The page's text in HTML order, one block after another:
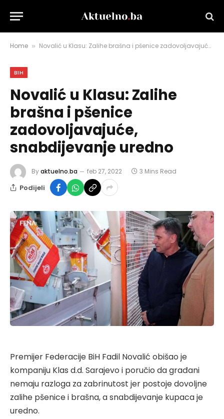
Home » Novalić u Klasu: Zalihe brašna i pšenice zadovoljavajuće, snabdijevanje uredno
BIH
Novalić u Klasu: Zalihe
brašna i pšenice
zadovoljavajuće,
snabdijevanje uredno
Byaktuelno.ba feb 27, 2022 3 Mins Read
Podijeli
Premijer Federacije BiH Fadil Novalić obišao je
kompaniju Klas d.d. Sarajevo i poručio da građani
nemaju razloga za zabrinutost jer postoje dovoljne
zalihe pšenice i brašna, a snabdijevanje kupaca je
uredno.